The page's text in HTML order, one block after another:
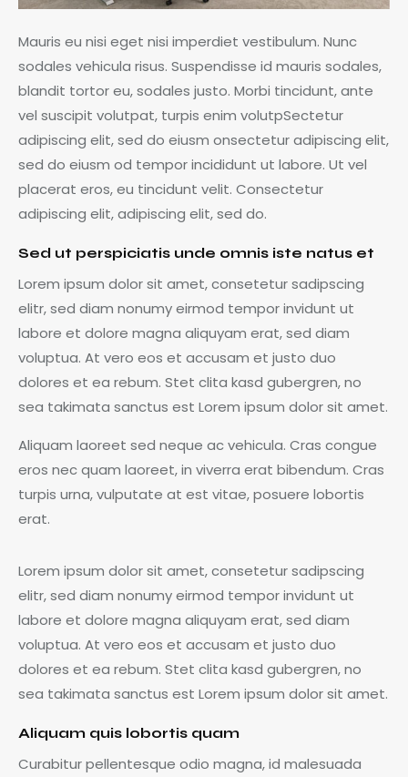
Mauris eu nisi eget nisi imperdiet vestibulum. Nunc
sodales vehicula risus. Suspendisse id mauris sodales,
blandit tortor eu, sodales justo. Morbi tincidunt, ante
vel suscipit volutpat, turpis enim volutpSectetur
adipiscing elit, sed do eiusm onsectetur adipiscing elit,
sed do eiusm od tempor incididunt ut labore. Ut vel
placerat eros, eu tincidunt velit. Consectetur
adipiscing elit, adipiscing elit, sed do.
Sed ut perspiciatis unde omnis iste natus et
Lorem ipsum dolor sit amet, consetetur sadipscing
elitr, sed diam nonumy eirmod tempor invidunt ut
labore et dolore magna aliquyam erat, sed diam
voluptua. At vero eos et accusam et justo duo
dolores et ea rebum. Stet clita kasd gubergren, no
sea takimata sanctus est Lorem ipsum dolor sit amet.
Aliquam laoreet sed neque ac vehicula. Cras congue
eros nec quam laoreet, in viverra erat bibendum. Cras
turpis urna, vulputate at est vitae, posuere lobortis
erat.
Lorem ipsum dolor sit amet, consetetur sadipscing
elitr, sed diam nonumy eirmod tempor invidunt ut
labore et dolore magna aliquyam erat, sed diam
voluptua. At vero eos et accusam et justo duo
dolores et ea rebum. Stet clita kasd gubergren, no
sea takimata sanctus est Lorem ipsum dolor sit amet.
Aliquam quis lobortis quam
Curabitur pellentesque odio magna, id malesuada